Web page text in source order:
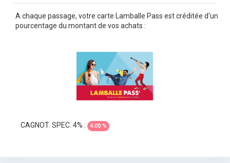
A chaque passage, votre carte Lamballe Pass est créditée d'un
pourcentage du montant de vos achats :
CAGNOT. SPEC. 4% : 4.00 %